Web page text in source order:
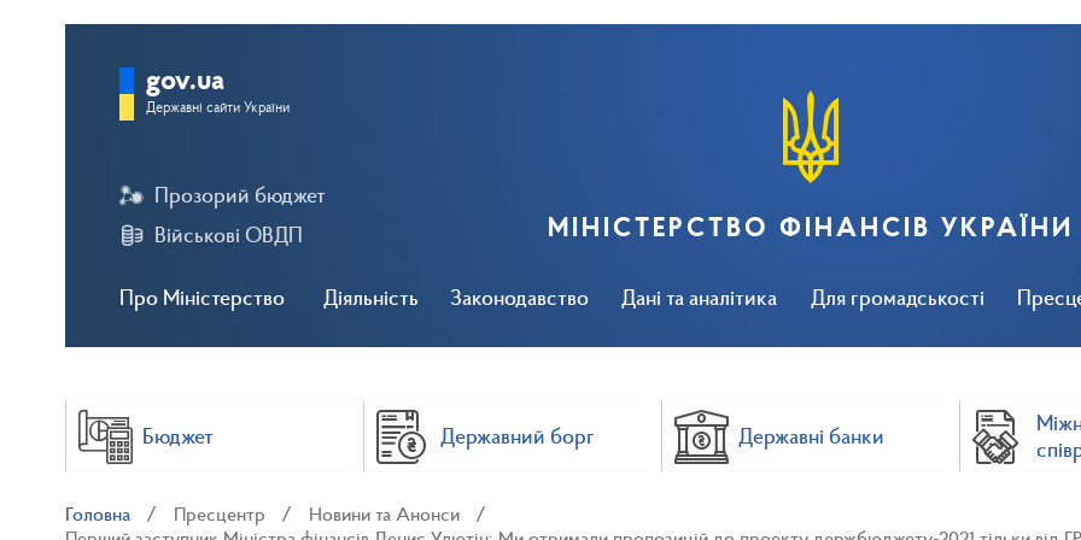
Про Міністерство Діяльність Законодавство Дані та аналітика Для громадськості
Прозорий бюджет
Військові ОВДП
gov.ua
Державні сайти України
МІНІСТЕРСТВО ФІНАНСІВ УКРАЇНИ
Бюджет Державний борг Державні банки
Головна Пресцентр
Новини та Анонси